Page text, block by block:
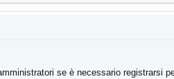
se è necessario registrarsi